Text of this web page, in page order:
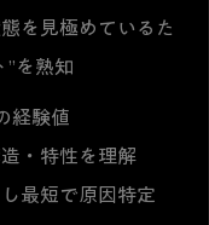
を見極めているた
”を熟知
経験値
・特性を理解
最短で原因特定